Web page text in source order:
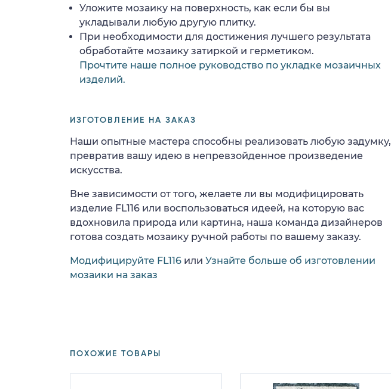
Уложите мозаику на поверхность, как если бы вы
укладывали любую другую плитку.
При необходимости для достижения лучшего результата
обработайте мозаику затиркой и герметиком.
Прочтите наше полное руководство по укладке мозаичных
изделий.
ИЗГОТОВЛЕНИЕ НА ЗАКАЗ
Наши опытные мастера способны реализовать любую задумку,
превратив вашу идею в непревзойденное произведение
искусства.
Вне зависимости от того, желаете ли вы модифицировать
изделие FL116 или воспользоваться идеей, на которую вас
вдохновила природа или картина, наша команда дизайнеров
готова создать мозаику ручной работы по вашему заказу.
Модифицируйте FL116 или Узнайте больше об изготовлении
мозаики на заказ
ПОХОЖИЕ ТОВАРЫ